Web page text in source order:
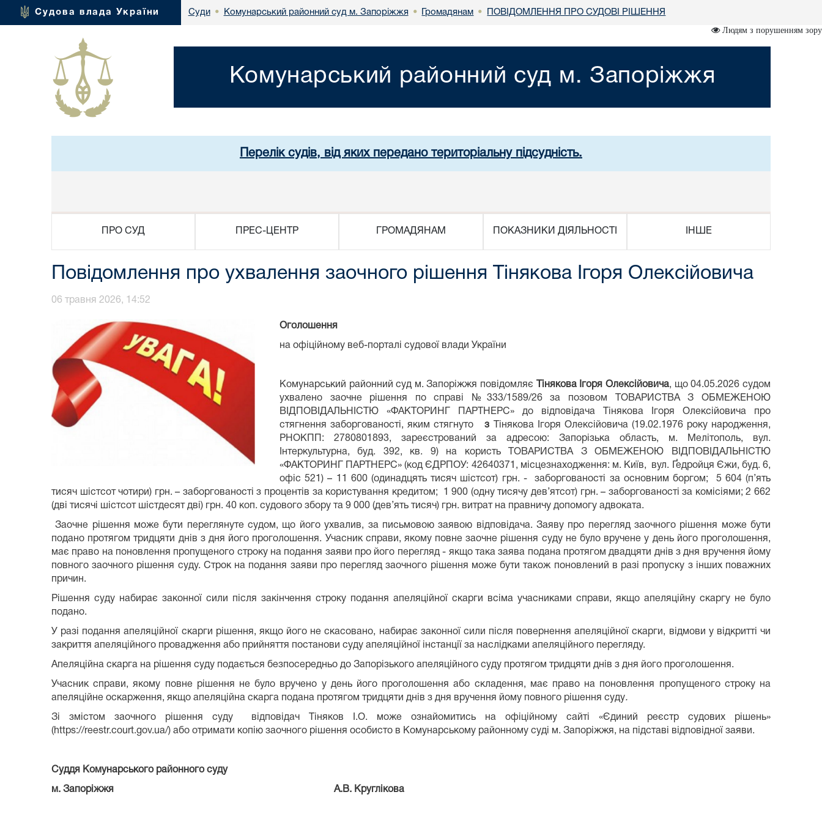
Судова влада України Суди • Комунарський районний суд м. Запоріжжя • Громадянам • ПОВІДОМЛЕННЯ ПРО СУДОВІ РІШЕННЯ
Людям з порушенням зору
Комунарський районний суд м. Запоріжжя
Перелік судів, від яких передано територіальну підсудність.
ПРО СУД ПРЕС-ЦЕНТР ГРОМАДЯНАМ ПОКАЗНИКИ ДІЯЛЬНОСТІ ІНШЕ
Повідомлення про ухвалення заочного рішення Тінякова Ігоря Олексійовича
06 травня 2026, 14:52
Оголошення
на офіційному веб-порталі судової влади України
Комунарський районний суд м. Запоріжжя повідомляє Тінякова Ігоря Олексійовича, що 04.05.2026 судом
ухвалено заочне рішення по справі №333/1589/26 за позовом ТОВАРИСТВА З ОБМЕЖЕНОЮ
ВІДПОВІДАЛЬНІСТЮ «ФАКТОРИНГ ПАРТНЕРС» до відповідача Тінякова Ігоря Олексійовича про
стягнення заборгованості, яким стягнутоз Тінякова Ігоря Олексійовича (19.02.1976 року народження,
РНОКПП: 2780801893, зареєстрований за адресою: Запорізька область, м. Мелітополь, вул.
Інтеркультурна, буд. 392, кв. 9) на користь ТОВАРИСТВА З ОБМЕЖЕНОЮ ВІДПОВІДАЛЬНІСТЮ
«ФАКТОРИНГ ПАРТНЕРС» (код ЄДРПОУ: 42640371, місцезнаходження: м. Київ, вул. Ґедройця Єжи, буд. 6,
офіс 521) – 11 600 (одинадцять тисяч шістсот) грн. - заборгованості за основним боргом; 5 604 (п’ять
тисяч шістсот чотири) грн. – заборгованості з процентів за користування кредитом; 1 900 (одну тисячу дев’ятсот) грн. – заборгованості за комісіями; 2 662
(дві тисячі шістсот шістдесят дві) грн. 40 коп. судового збору та 9 000 (дев’ять тисяч) грн. витрат на правничу допомогу адвоката.
Заочне рішення може бути переглянуте судом, що його ухвалив, за письмовою заявою відповідача. Заяву про перегляд заочного рішення може бути
подано протягом тридцяти днів з дня його проголошення. Учасник справи, якому повне заочне рішення суду не було вручене у день його проголошення,
має право на поновлення пропущеного строку на подання заяви про його перегляд - якщо така заява подана протягом двадцяти днів з дня вручення йому
повного заочного рішення суду. Строк на подання заяви про перегляд заочного рішення може бути також поновлений в разі пропуску з інших поважних
причин.
Рішення суду набирає законної сили після закінчення строку подання апеляційної скарги всіма учасниками справи, якщо апеляційну скаргу не було
подано.
У разі подання апеляційної скарги рішення, якщо його не скасовано, набирає законної сили після повернення апеляційної скарги, відмови у відкритті чи
закриття апеляційного провадження або прийняття постанови суду апеляційної інстанції за наслідками апеляційного перегляду.
Апеляційна скарга на рішення суду подається безпосередньо до Запорізького апеляційного суду протягом тридцяти днів з дня його проголошення.
Учасник справи, якому повне рішення не було вручено у день його проголошення або складення, має право на поновлення пропущеного строку на
апеляційне оскарження, якщо апеляційна скарга подана протягом тридцяти днів з дня вручення йому повного рішення суду.
Зі змістом заочного рішення суду відповідач Тіняков І.О. може ознайомитись на офіційному сайті «Єдиний реєстр судових рішень»
(https://reestr.court.gov.ua/) або отримати копію заочного рішення особисто в Комунарському районному суді м. Запоріжжя, на підставі відповідної заяви.
Суддя Комунарського районного суду
м. Запоріжжя А.В. Круглікова